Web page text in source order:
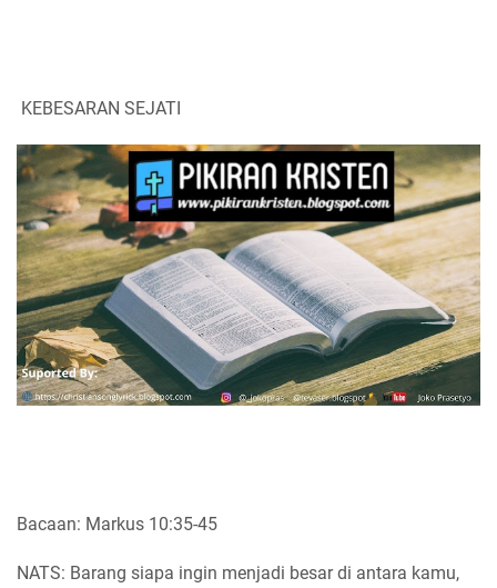
KEBESARAN SEJATI
Bacaan: Markus 10:35-45
NATS: Barang siapa ingin menjadi besar di antara kamu,